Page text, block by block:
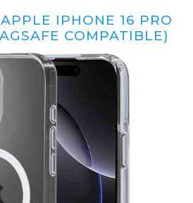
IPHONE 16 PRO
COMPATIBLE)